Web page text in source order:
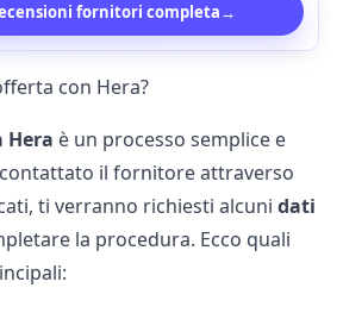
fornitori completa→
con Hera?
Hera è un processo semplice e
il fornitore attraverso
ti verranno richiesti alcuni dati
la procedura. Ecco quali